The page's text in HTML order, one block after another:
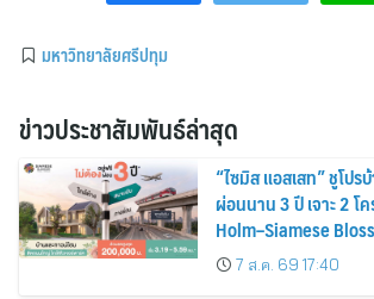
มหาวิทยาลัยศรีปทุม
ข่าวประชาสัมพันธ์ล่าสุด
“ไซมิส แอสเสท” ชูโป
ผ่อนนาน 3 ปี เจาะ 2 โ
Holm–Siamese
ส่วนลดและสิทธิพิเศษถึง
2569
7 ส.ค. 69 17:40